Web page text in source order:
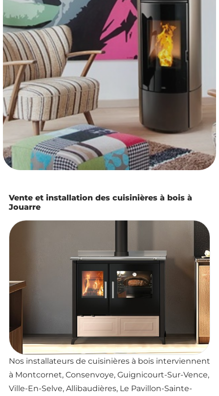
Vente et installation des cuisinières à bois à
Jouarre
Nos installateurs de cuisinières à bois interviennent
à Montcornet, Consenvoye, Guignicourt-Sur-Vence,
Ville-En-Selve, Allibaudières, Le Pavillon-Sainte-